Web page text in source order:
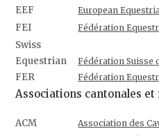
EEF European
FEI Fédération
Swiss
Equestrian
Fédération Suisse
FER Fédération
Associations cantonales et
ACM Association des